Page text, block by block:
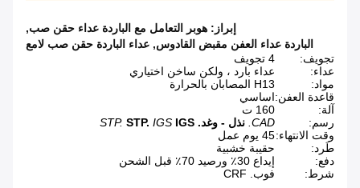
إبراز: هوبر التعامل مع الباردة عداء حقن صب,
الباردة عداء العفن مقبض القادوس, عداء الباردة حقن صب لامع
تجويف:
4 تجويف
عداء:
عداء بارد ، ولكن ساخن اختياري
مواد:
H13 المصابان بالحرارة
قاعدة العفن:اساسي
آلة:
160 ت
رسم:
CAD. نذل - وغد. STP. STP. IGS IGS
وقت الانتهاء:45 يوم عمل
طَرد:
حقيبة خشبية
دفع:
إيداع 30٪ ورصيد 70٪ قبل الشحن
شرط:
فوب. CRF